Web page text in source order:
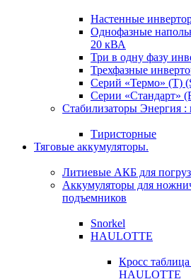
Настенные
Однофазные
20 кВА
Три в одну фазу
Трехфазные
Серий «Термо» (T)
Серии «Стандарт»
Стабилизаторы Энергия :
Тиристорные
Тяговые аккумуляторы.
Литиевые АКБ для
Аккумуляторы для
подъемников
Snorkel
HAULOTTE
Кросc
HAULOTTE